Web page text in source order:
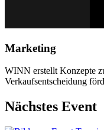
Marketing
WINN erstellt Konzepte
Verkaufsentscheidung
Nächstes Event